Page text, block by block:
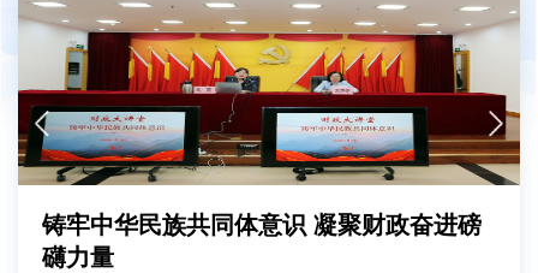
铸牢中华民族共同体意识 凝聚财政奋进磅
礴力量